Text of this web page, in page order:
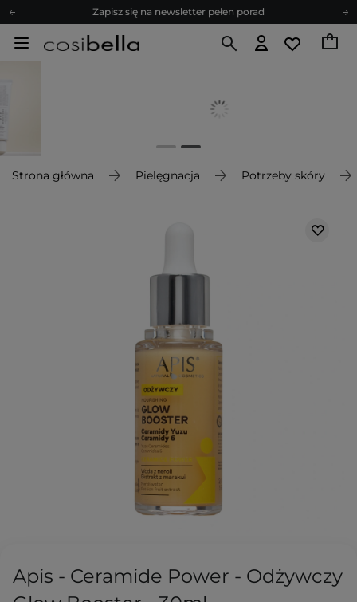
Zapisz się na newsletter pełen porad
Bezpłatne konsultacje kosmetologiczne
Zapisz się na newsletter pełen porad
Strona główna Pielęgnacja Potrzeby skóry
Apis - Ceramide Power - Odżywczy